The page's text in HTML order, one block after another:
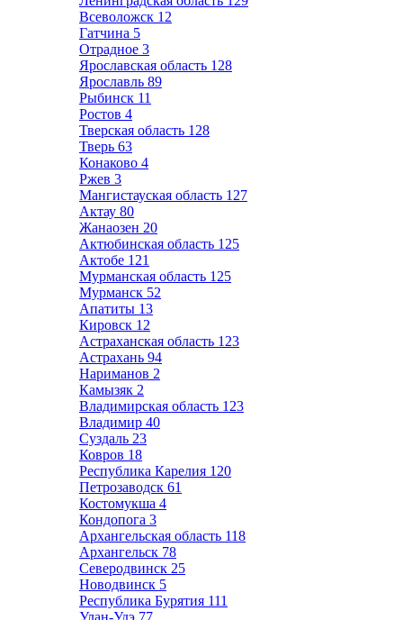
Всеволожск 12
Гатчина 5
Отрадное 3
Ярославская область 128
Ярославль 89
Рыбинск 11
Ростов 4
Тверская область 128
Тверь 63
Конаково 4
Ржев 3
Мангистауская область 127
Актау 80
Жанаозен 20
Актюбинская область 125
Актобе 121
Мурманская область 125
Мурманск 52
Апатиты 13
Кировск 12
Астраханская область 123
Астрахань 94
Нариманов 2
Камызяк 2
Владимирская область 123
Владимир 40
Суздаль 23
Ковров 18
Республика Карелия 120
Петрозаводск 61
Костомукша 4
Кондопога 3
Архангельская область 118
Архангельск 78
Северодвинск 25
Новодвинск 5
Республика Бурятия 111
Улан-Удэ 77